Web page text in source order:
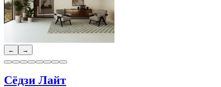
← →
Сёдзи Лайт